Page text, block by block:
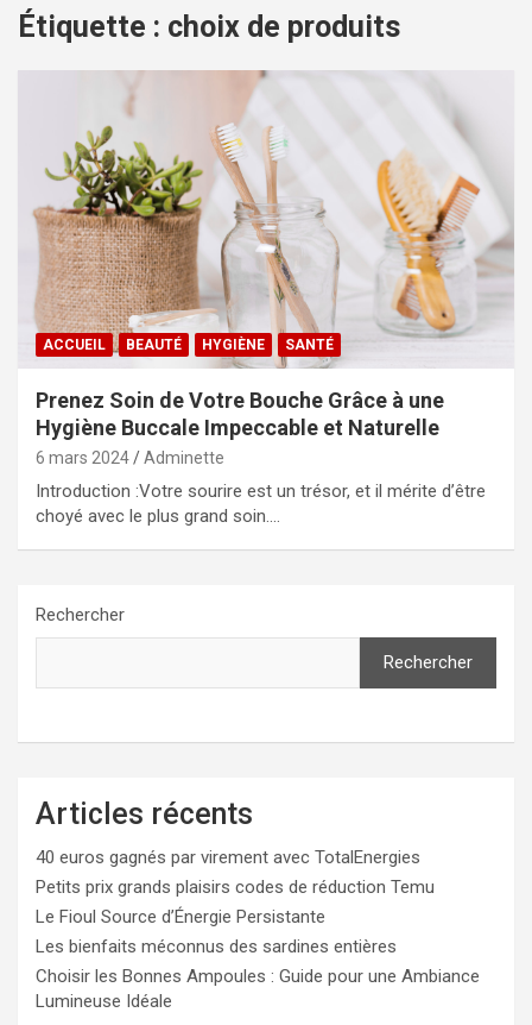
Étiquette : choix de produits
ACCUEIL BEAUTÉ HYGIÈNE SANTÉ
Prenez Soin de Votre Bouche Grâce à une
Hygiène Buccale Impeccable et Naturelle
6 mars 2024 Adminette
Introduction :Votre sourire est un trésor, et il mérite d’être
choyé avec le plus grand soin.…
Rechercher
Rechercher
Articles récents
40 euros gagnés par virement avec TotalEnergies
Petits prix grands plaisirs codes de réduction Temu
Le Fioul Source d’Énergie Persistante
Les bienfaits méconnus des sardines entières
Choisir les Bonnes Ampoules : Guide pour une Ambiance
Lumineuse Idéale